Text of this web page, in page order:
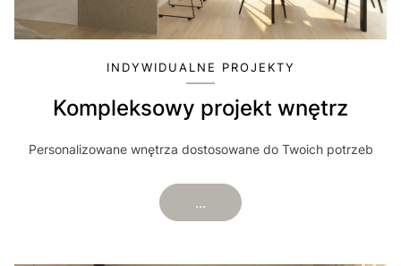
INDYWIDUALNE PROJEKTY
Kompleksowy projekt wnętrz
Personalizowane wnętrza dostosowane do Twoich potrzeb
...